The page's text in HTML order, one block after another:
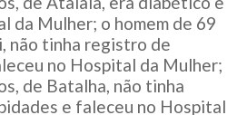
da Mulher; o homem de 69
não tinha registro de
no Hospital da Mulher;
de Batalha, não tinha
e faleceu no Hospital